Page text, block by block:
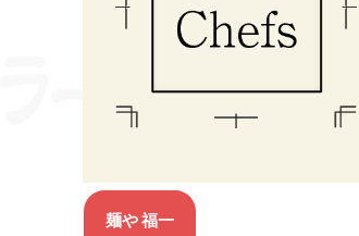
麺や 福一